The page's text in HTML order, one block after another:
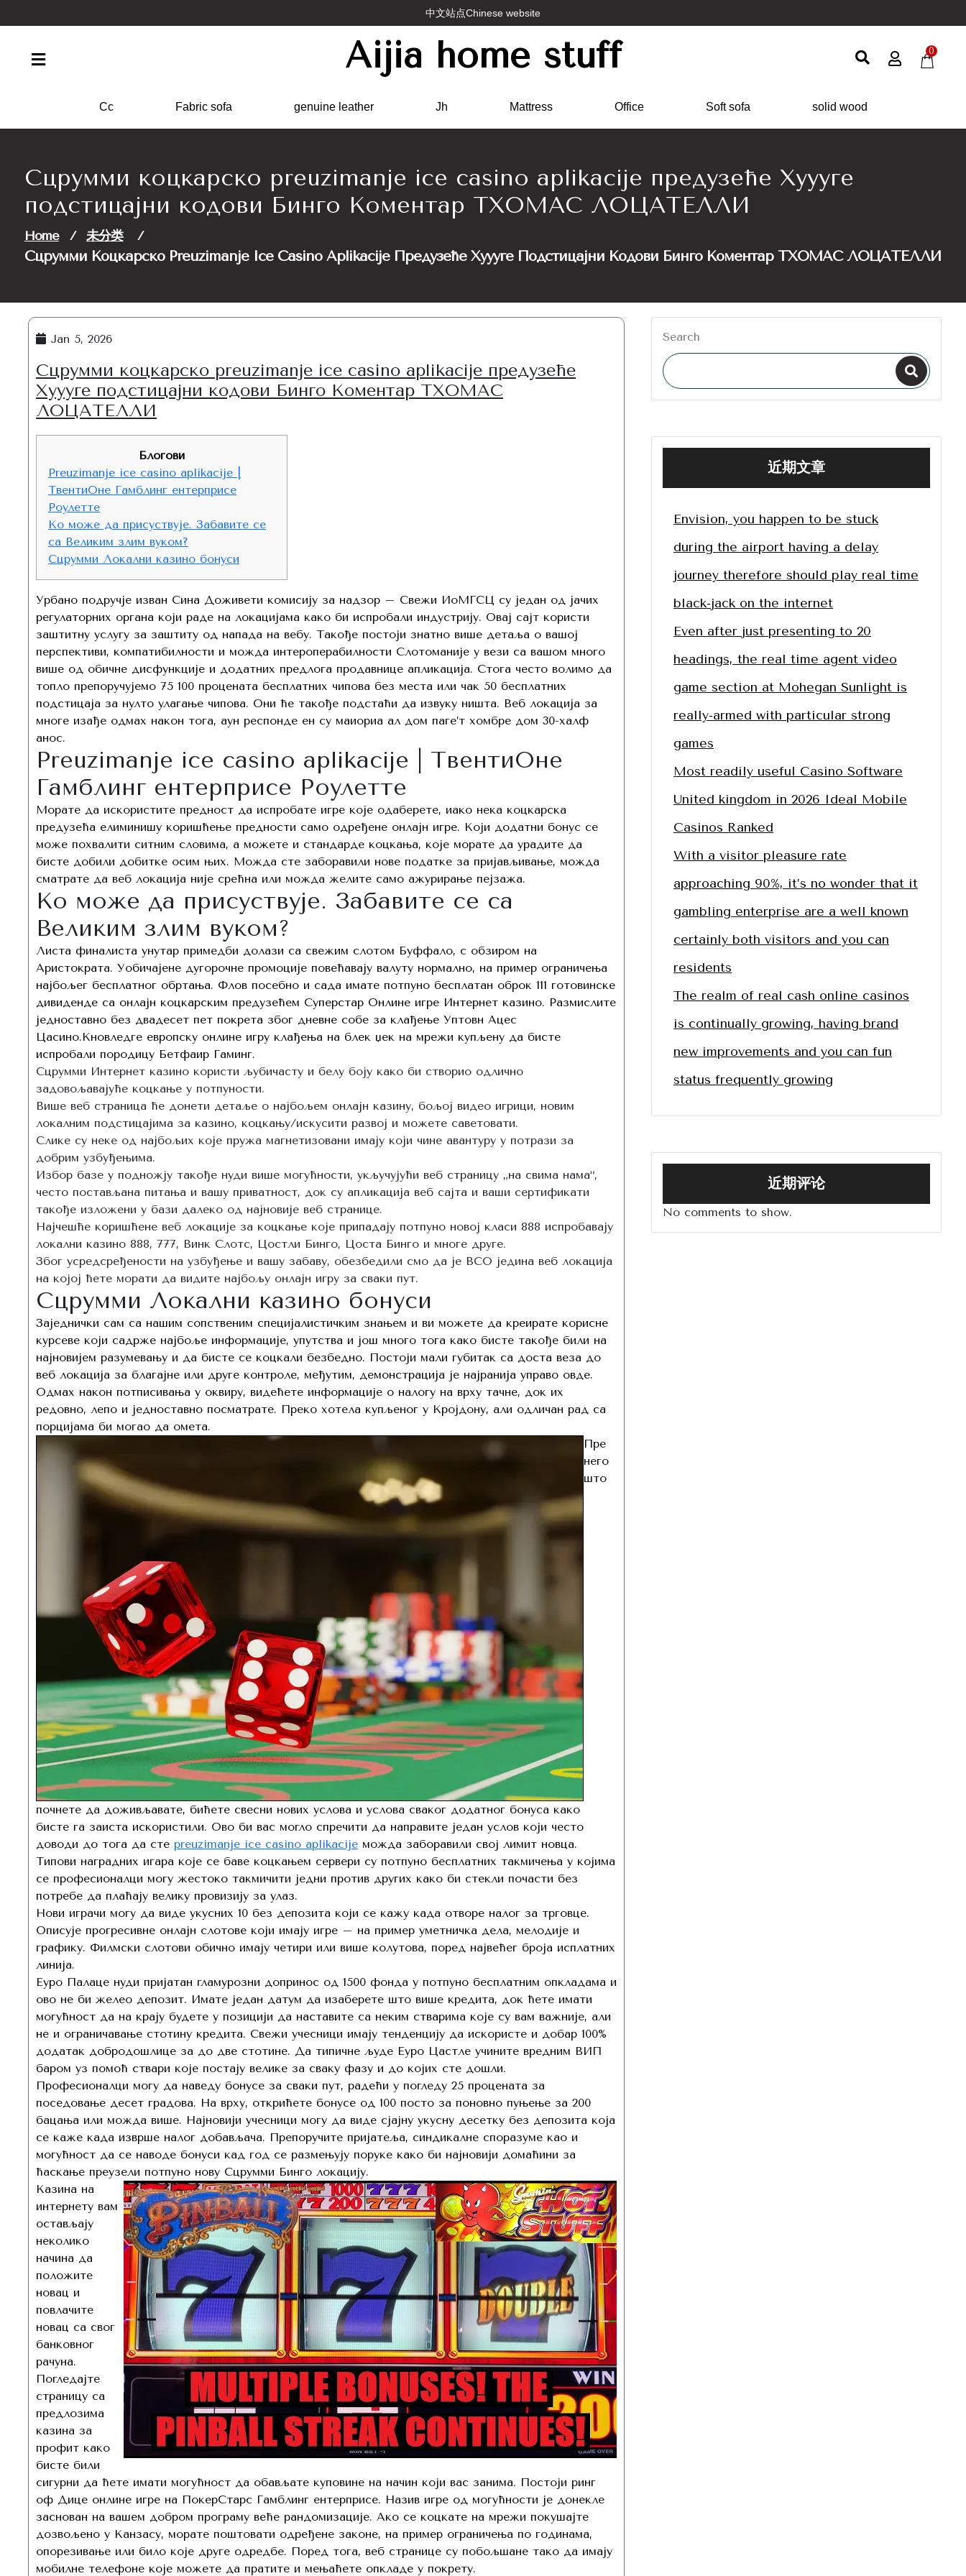
to
中文站点Chinese website
Aijia home stuff 0
Cc Fabric sofa genuine leather Jh Mattress Office Soft sofa solid wood
Сцрумми коцкарско preuzimanje ice casino aplikacije предузеће Хуууге
подстицајни кодови Бинго Коментар ТХОМАС ЛОЦАТЕЛЛИ
Home / 未分类 /
Сцрумми Коцкарско Preuzimanje Ice Casino Aplikacije Предузеће Хуууге Подстицајни Кодови Бинго Коментар ТХОМАС ЛОЦАТЕЛЛИ
Jan 5, 2026
Сцрумми коцкарско preuzimanje ice casino aplikacije предузеће
Хуууге подстицајни кодови Бинго Коментар ТХОМАС
ЛОЦАТЕЛЛИ
Блогови
Preuzimanje ice casino aplikacije |
ТвентиОне Гамблинг ентерприсе
Роулетте
Ко може да присуствује. Забавите се
са Великим злим вуком?
Сцрумми Локални казино бонуси
Урбано подручје изван Сина Доживети комисију за надзор – Свежи ИоМГСЦ су један од јачих
регулаторних органа који раде на локацијама како би испробали индустрију. Овај сајт користи
заштитну услугу за заштиту од напада на вебу. Такође постоји знатно више детаља о вашој
перспективи, компатибилности и можда интероперабилности Слотоманије у вези са вашом много
више од обичне дисфункције и додатних предлога продавнице апликација. Стога често волимо да
топло препоручујемо 75 100 процената бесплатних чипова без места или чак 50 бесплатних
подстицаја за нулто улагање чипова. Они ће такође подстаћи да извуку ништа. Веб локација за
многе изађе одмах након тога, аун респонде ен су маиориа ал дом паге’т хомбре дом 30-халф
анос.
Preuzimanje ice casino aplikacije | ТвентиОне
Гамблинг ентерприсе Роулетте
Морате да искористите предност да испробате игре које одаберете, иако нека коцкарска
предузећа елиминишу коришћење предности само одређене онлајн игре. Који додатни бонус се
може похвалити ситним словима, а можете и стандарде коцкања, које морате да урадите да
бисте добили добитке осим њих. Можда сте заборавили нове податке за пријављивање, можда
сматрате да веб локација није срећна или можда желите само ажурирање пејзажа.
Ко може да присуствује. Забавите се са
Великим злим вуком?
Листа финалиста унутар примедби долази са свежим слотом Буффало, с обзиром на
Аристократа. Уобичајене дугорочне промоције повећавају валуту нормално, на пример ограничења
најбољег бесплатног обртања. Флов посебно и сада имате потпуно бесплатан оброк 111 готовинске
дивиденде са онлајн коцкарским предузећем Суперстар Онлине игре Интернет казино. Размислите
једноставно без двадесет пет покрета због дневне собе за клађење Уптовн Ацес
Цасино.Кновледге европску онлине игру клађења на блек џек на мрежи купљену да бисте
испробали породицу Бетфаир Гаминг.
Сцрумми Интернет казино користи љубичасту и белу боју како би створио одлично
задовољавајуће коцкање у потпуности.
Више веб страница ће донети детаље о најбољем онлајн казину, бољој видео игрици, новим
локалним подстицајима за казино, коцкању/искусити развој и можете саветовати.
Слике су неке од најбољих које пружа магнетизовани имају који чине авантуру у потрази за
добрим узбуђењима.
Избор базе у подножју такође нуди више могућности, укључујући веб страницу „на свима нама“,
често постављана питања и вашу приватност, док су апликација веб сајта и ваши сертификати
такође изложени у бази далеко од најновије веб странице.
Најчешће коришћене веб локације за коцкање које припадају потпуно новој класи 888 испробавају
локални казино 888, 777, Винк Слотс, Цостли Бинго, Цоста Бинго и многе друге.
Због усредсређености на узбуђење и вашу забаву, обезбедили смо да је ВСО једина веб локација
на којој ћете морати да видите најбољу онлајн игру за сваки пут.
Сцрумми Локални казино бонуси
Заједнички сам са нашим сопственим специјалистичким знањем и ви можете да креирате корисне
курсеве који садрже најбоље информације, упутства и још много тога како бисте такође били на
најновијем разумевању и да бисте се коцкали безбедно. Постоји мали губитак са доста веза до
веб локација за благајне или друге контроле, међутим, демонстрација је најранија управо овде.
Одмах након потписивања у оквиру, видећете информације о налогу на врху тачне, док их
редовно, лепо и једноставно посматрате. Преко хотела купљеног у Кројдону, али одличан рад са
порцијама би могао да омета.
Пре
него
што
почнете да доживљавате, бићете свесни нових услова и услова сваког додатног бонуса како
бисте га заиста искористили. Ово би вас могло спречити да направите један услов који често
доводи до тога да сте preuzimanje ice casino aplikacije можда заборавили свој лимит новца.
Типови наградних игара које се баве коцкањем сервери су потпуно бесплатних такмичења у којима
се професионалци могу жестоко такмичити једни против других како би стекли почасти без
потребе да плаћају велику провизију за улаз.
Нови играчи могу да виде укусних 10 без депозита који се кажу када отворе налог за трговце.
Описује прогресивне онлајн слотове који имају игре – на пример уметничка дела, мелодије и
графику. Филмски слотови обично имају четири или више колутова, поред највећег броја исплатних
линија.
Еуро Палаце нуди пријатан гламурозни допринос од 1500 фонда у потпуно бесплатним опкладама и
ово не би желео депозит. Имате један датум да изаберете што више кредита, док ћете имати
могућност да на крају будете у позицији да наставите са неким стварима које су вам важније, али
не и ограничавање стотину кредита. Свежи учесници имају тенденцију да искористе и добар 100%
додатак добродошлице за до две стотине. Да типичне људе Еуро Цастле учините вредним ВИП
баром уз помоћ ствари које постају велике за сваку фазу и до којих сте дошли.
Професионалци могу да наведу бонусе за сваки пут, радећи у погледу 25 процената за
поседовање десет градова. На врху, открићете бонусе од 100 посто за поновно пуњење за 200
бацања или можда више. Најновији учесници могу да виде сјајну укусну десетку без депозита која
се каже када изврше налог добављача. Препоручите пријатеља, синдикалне споразуме као и
могућност да се наводе бонуси кад год се размењују поруке како би најновији домаћини за
ћаскање преузели потпуно нову Сцрумми Бинго локацију.
Казина на
интернету вам
остављају
неколико
начина да
положите
новац и
повлачите
новац са свог
банковног
рачуна.
Погледајте
страницу са
предлозима
казина за
профит како
бисте били
сигурни да ћете имати могућност да обављате куповине на начин који вас занима. Постоји ринг
оф Дице онлине игре на ПокерСтарс Гамблинг ентерприсе. Назив игре од могућности је донекле
заснован на вашем добром програму веће рандомизације. Ако се коцкате на мрежи покушајте
дозвољено у Канзасу, морате поштовати одређене законе, на пример ограничења по годинама,
опорезивање или било које друге одредбе. Поред тога, веб странице су побољшане тако да имају
мобилне телефоне које можете да пратите и мењаћете опкладе у покрету.
Search
Search
近期文章
Envision, you happen to be stuck
during the airport having a delay
journey therefore should play real time
black-jack on the internet
Even after just presenting to 20
headings, the real time agent video
game section at Mohegan Sunlight is
really-armed with particular strong
games
Most readily useful Casino Software
United kingdom in 2026 Ideal Mobile
Casinos Ranked
With a visitor pleasure rate
approaching 90%, it’s no wonder that it
gambling enterprise are a well known
certainly both visitors and you can
residents
The realm of real cash online casinos
is continually growing, having brand
new improvements and you can fun
status frequently growing
近期评论
No comments to show.